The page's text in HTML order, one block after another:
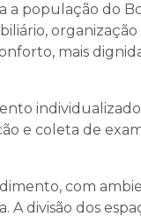
a população do
mais
e coleta de
com
A divisão dos